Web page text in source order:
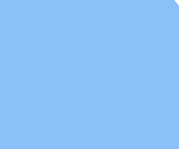
de privacidad
. Además, usted está de acuerdo que